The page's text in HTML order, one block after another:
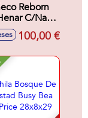
Reborn
C/Nana
45 Cm100,00 €